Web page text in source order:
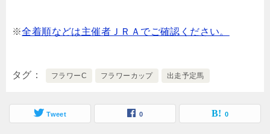
※全着順などは主催者ＪＲＡでご確認ください。
タグ フラワーC フラワーカップ 出走予定馬
Tweet 0 0